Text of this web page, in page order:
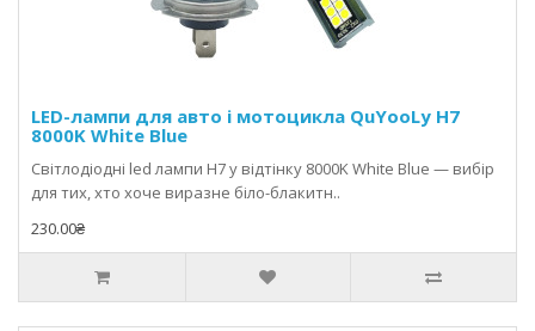
LED-лампи для авто і мотоцикла QuYooLy H7
8000K White Blue
Світлодіодні led лампи H7 у відтінку 8000K White Blue — вибір
для тих, хто хоче виразне біло-блакитн..
230.00₴